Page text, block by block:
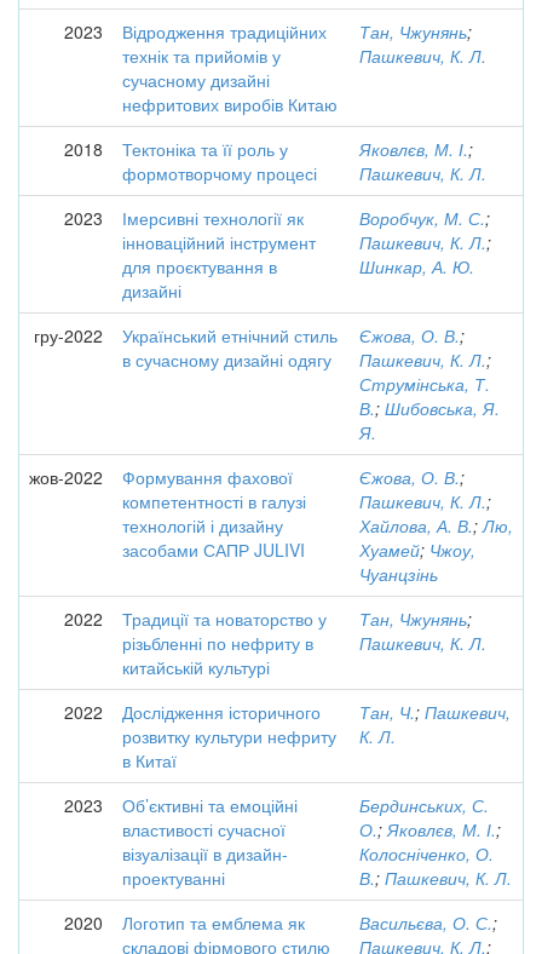
2023
Відродження традиційних
технік та прийомів у
сучасному дизайні
нефритових виробів Китаю
Тан, Чжунянь;
Пашкевич, К. Л.
2018
Тектоніка та її роль у
формотворчому процесі
Яковлєв, М. І.;
Пашкевич, К. Л.
2023
Імерсивні технології як
інноваційний інструмент
для проєктування в
дизайні
Воробчук, М. С.;
Пашкевич, К. Л.;
Шинкар, А. Ю.
гру-2022
Український етнічний стиль
в сучасному дизайні одягу
Єжова, О. В.;
Пашкевич, К. Л.;
Струмінська, Т.
В.; Шибовська, Я.
Я.
жов-2022
Формування фахової
компетентності в галузі
технологій і дизайну
засобами САПР JULIVI
Єжова, О. В.;
Пашкевич, К. Л.;
Хайлова, А. В.;Лю,
Хуамей; Чжоу,
Чуанцзінь
2022
Традиції та новаторство у
різьбленні по нефриту в
китайській культурі
Тан, Чжунянь;
Пашкевич, К. Л.
2022
Дослідження історичного
розвитку культури нефриту
в Китаї
Тан, Ч.; Пашкевич,
К. Л.
2023
Об’єктивні та емоційні
властивості сучасної
візуалізації в дизайн-
проектуванні
Бердинських, С.
О.;Яковлєв, М. І.;
Колосніченко, О.
В.; Пашкевич, К. Л.
2020
Логотип та емблема як
складові фірмового стилю
Васильєва, О. С.;
Пашкевич, К. Л.;